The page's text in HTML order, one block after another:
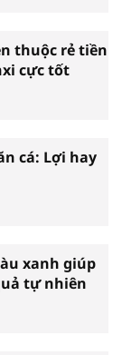
thuộc rẻ tiền
cực tốt
cá: Lợi hay
xanh giúp
tự nhiên